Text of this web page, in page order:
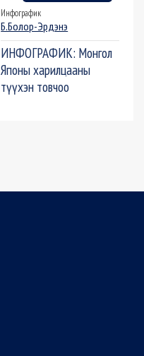
Инфографик
Б.Болор-Эрдэнэ
ИНФОГРАФИК: Монгол
Японы харилцааны
түүхэн товчоо